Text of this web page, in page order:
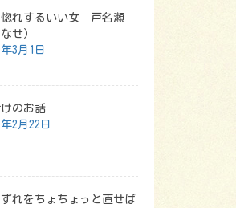
れするいい女 戸名瀬
なせ）
3月1日
のお話
2月22日
れをちょちょっと直せば